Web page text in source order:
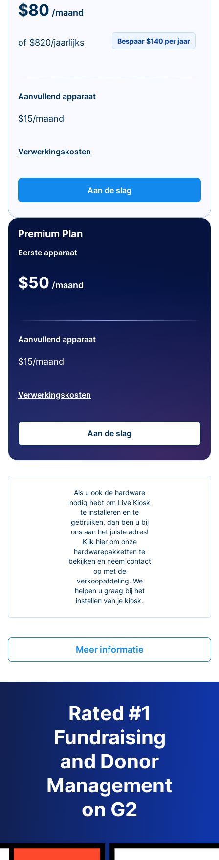
$80 /maand
of $820/jaarlijks Bespaar $140 per jaar
Aanvullend apparaat
$15/maand
Verwerkingskosten
Aan de slag
Premium Plan
Eerste apparaat
$50 /maand
Aanvullend apparaat
$15/maand
Verwerkingskosten
Aan de slag
Als u ook de hardware
nodig hebt om Live Kiosk
te installeren en te
gebruiken, dan ben u bij
ons aan het juiste adres!
Klik hierom onze
hardwarepakketten te
bekijken en neem contact
op met de
verkoopafdeling. We
helpen u graag bij het
instellen van je kiosk.
Meer informatie
Rated #1
Fundraising
and Donor
Management
on G2